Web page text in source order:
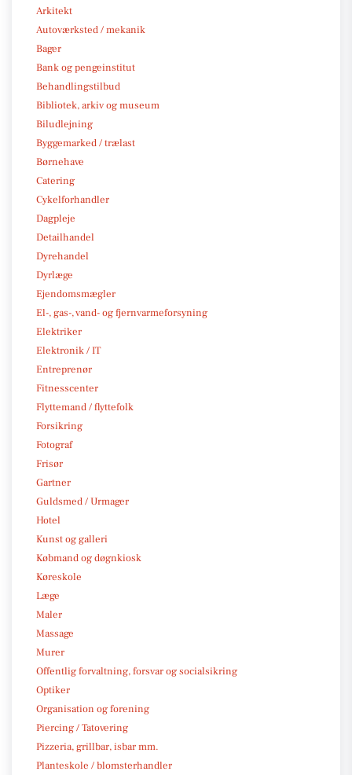
Arkitekt
Autoværksted / mekanik
Bager
Bank og pengeinstitut
Behandlingstilbud
Bibliotek, arkiv og museum
Biludlejning
Byggemarked / trælast
Børnehave
Catering
Cykelforhandler
Dagpleje
Detailhandel
Dyrehandel
Dyrlæge
Ejendomsmægler
El-, gas-, vand- og fjernvarmeforsyning
Elektriker
Elektronik / IT
Entreprenør
Fitnesscenter
Flyttemand / flyttefolk
Forsikring
Fotograf
Frisør
Gartner
Guldsmed / Urmager
Hotel
Kunst og galleri
Købmand og døgnkiosk
Køreskole
Læge
Maler
Massage
Murer
Offentlig forvaltning, forsvar og socialsikring
Optiker
Organisation og forening
Piercing / Tatovering
Pizzeria, grillbar, isbar mm.
Planteskole / blomsterhandler